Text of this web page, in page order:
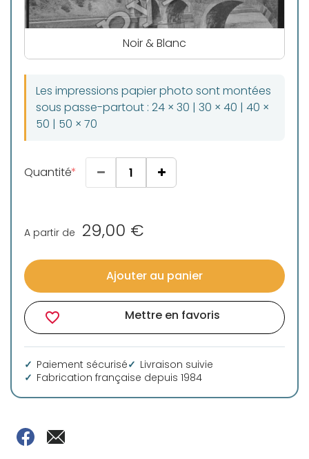
Noir & Blanc
Les impressions papier photo sont montées
sous passe-partout : 24 × 30 | 30 × 40 | 40 ×
50 | 50 × 70
Quantité
A partir de 29,00 €
Ajouter au panier
favorite_border Mettre en favoris
Paiement sécurisé
Livraison suivie
Fabrication française depuis 1984